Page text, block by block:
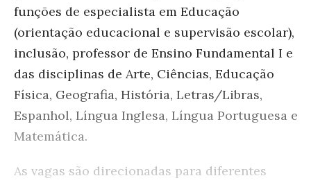
funções de especialista em Educação
(orientação educacional e supervisão escolar),
inclusão, professor de Ensino Fundamental I e
das disciplinas de Arte, Ciências, Educação
Física, Geografia, História, Letras/Libras,
Espanhol, Língua Inglesa, Língua Portuguesa e
Matemática.
As vagas são direcionadas para diferentes